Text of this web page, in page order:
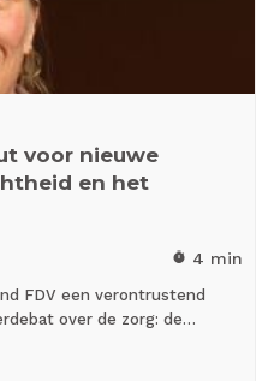
voor nieuwe
en het
timer 4 min
FDV een verontrustend
over de zorg: de…